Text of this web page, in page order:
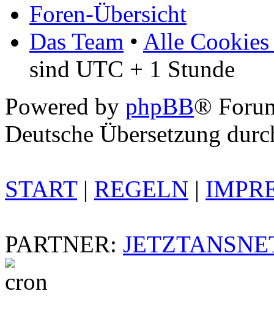
Foren-Übersicht
Das Team • Alle Cookies
sind UTC + 1 Stunde
Powered by phpBB®
Deutsche Übersetzung
START| REGELN |
PARTNER: